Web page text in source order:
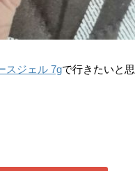
スジェル 7gで行きたいと思